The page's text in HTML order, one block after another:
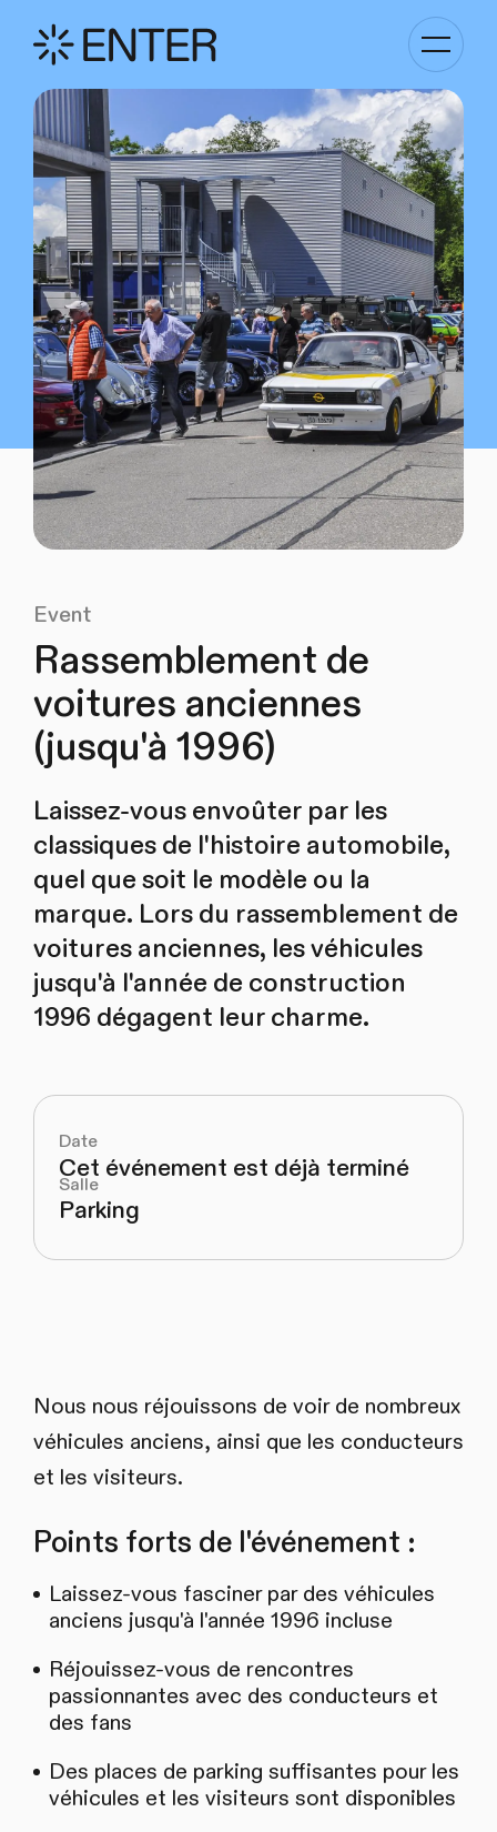
Basculer
la
Event
Rassemblement de
voitures anciennes
(jusqu'à 1996)
Laissez-vous envoûter par les
classiques de l'histoire automobile,
quel que soit le modèle ou la
marque. Lors du rassemblement de
voitures anciennes, les véhicules
jusqu'à l'année de construction
1996 dégagent leur charme.
Date
Cet événement est déjà terminé
Salle
Parking
Nous nous réjouissons de voir de nombreux
véhicules anciens, ainsi que les conducteurs
et les visiteurs.
Points forts de l'événement :
Laissez-vous fasciner par des véhicules
anciens jusqu'à l'année 1996 incluse
Réjouissez-vous de rencontres
passionnantes avec des conducteurs et
des fans
Des places de parking suffisantes pour les
véhicules et les visiteurs sont disponibles